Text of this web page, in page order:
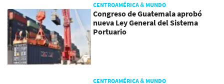
CENTROAMÉRICA & MUNDO
Congreso de Guatemala aprobó
nueva Ley General del Sistema
Portuario
CENTROAMÉRICA & MUNDO